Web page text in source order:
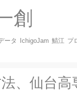
創
ータ IchigoJam 鯖江 プ
、仙台高